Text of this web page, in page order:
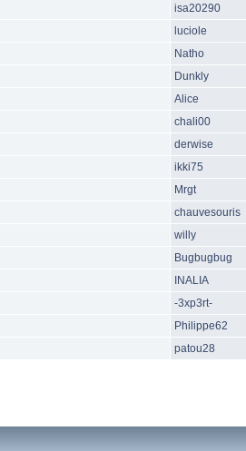
isa20290
luciole
Natho
Dunkly
Alice
chali00
derwise
ikki75
Mrgt
chauvesouris
willy
Bugbugbug
INALIA
-3xp3rt-
Philippe62
patou28